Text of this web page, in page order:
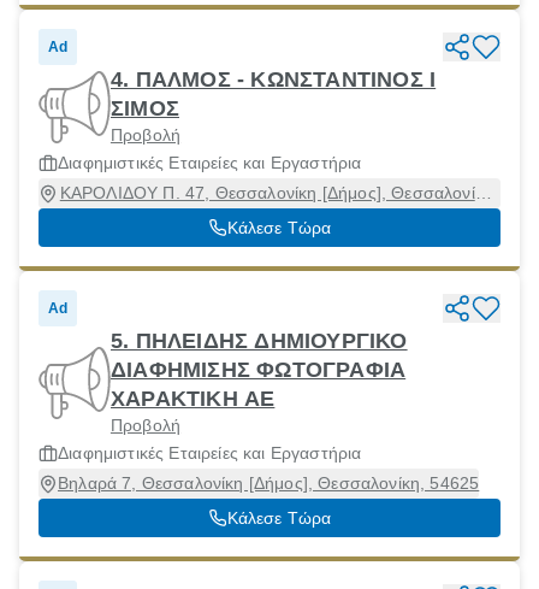
Ad
4. ΠΑΛΜΟΣ - ΚΩΝΣΤΑΝΤΙΝΟΣ Ι
ΣΙΜΟΣ
Προβολή
Διαφημιστικές Εταιρείες και Εργαστήρια
ΚΑΡΟΛΙΔΟΥ Π. 47, Θεσσαλονίκη [Δήμος], Θεσσαλονίκη,
54453
Κάλεσε Τώρα
Ad
5. ΠΗΛΕΙΔΗΣ ΔΗΜΙΟΥΡΓΙΚΟ
ΔΙΑΦΗΜΙΣΗΣ ΦΩΤΟΓΡΑΦΙΑ
ΧΑΡΑΚΤΙΚΗ ΑΕ
Προβολή
Διαφημιστικές Εταιρείες και Εργαστήρια
Βηλαρά 7, Θεσσαλονίκη [Δήμος], Θεσσαλονίκη, 54625
Κάλεσε Τώρα